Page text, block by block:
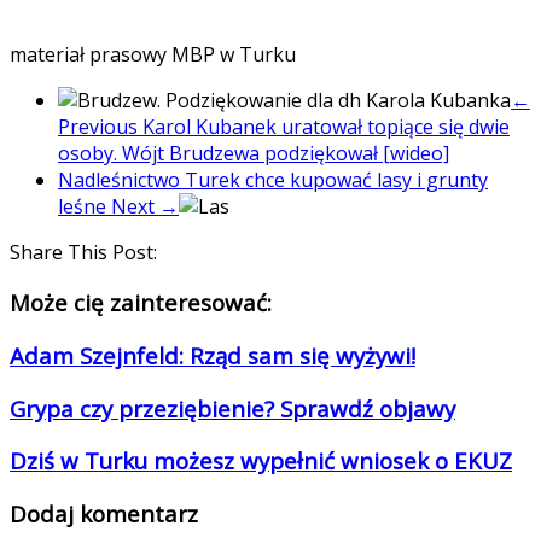
materiał prasowy MBP w Turku
←
Previous Karol Kubanek uratował topiące się dwie
osoby. Wójt Brudzewa podziękował [wideo]
Nadleśnictwo Turek chce kupować lasy i grunty
leśne Next →
Share This Post:
Może cię zainteresować:
Adam Szejnfeld: Rząd sam się wyżywi!
Grypa czy przeziębienie? Sprawdź objawy
Dziś w Turku możesz wypełnić wniosek o EKUZ
Dodaj komentarz